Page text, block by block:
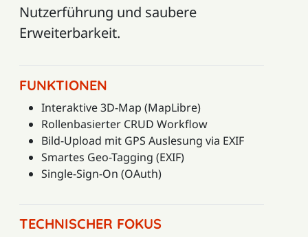
Nutzerführung und saubere
Erweiterbarkeit.
FUNKTIONEN
Interaktive 3D-Map (MapLibre)
Rollenbasierter CRUD Workflow
Bild-Upload mit GPS Auslesung via EXIF
Smartes Geo-Tagging (EXIF)
Single-Sign-On (OAuth)
TECHNISCHER FOKUS